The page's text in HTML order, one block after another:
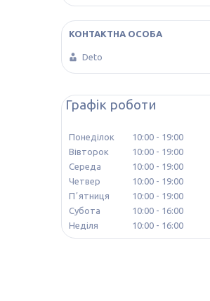
Deto
Графік роботи
Понеділок 10:00
19:00
Вівторок
10:00
19:00
Середа
10:00
19:00
Четвер
10:00
19:00
Пʼятниця
10:00
19:00
Субота
10:00
16:00
Неділя
10:00 16:00